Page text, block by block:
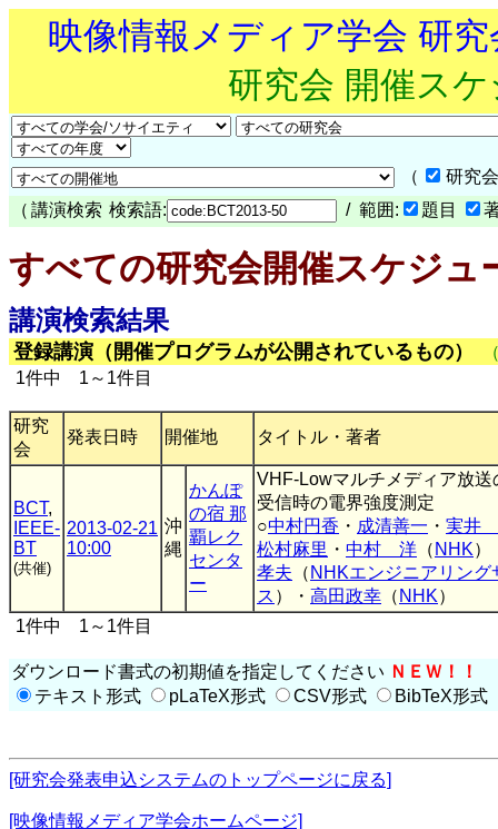
映像情報メディア学会 研
研究会 開催ス
（
研究
（ 講演検索 検索語: / 範囲: 題目
すべての研究会開催スケジュ
講演検索結果
登録講演（開催プログラムが公開されているもの）
1件中 1～1件目
研究
会
発表日時 開催地 タイトル・著者
BCT,
IEEE-
BT
(共催)
2013-02-21
10:00
沖
縄
かんぽ
の宿 那
覇レク
センタ
ー
VHF-Lowマルチメディア放送
受信時の電界強度測定
○中村円香 ・ 成清善一 ・ 実井
松村麻里 ・ 中村 洋 （ NHK）
孝夫 （ NHKエンジニアリング
ス ）・ 高田政幸 （ NHK）
1件中 1～1件目
ダウンロード書式の初期値を指定してください ＮＥＷ！！
テキスト形式
pLaTeX形式 CSV形式 BibTeX形式
[研究会発表申込システムのトップページに戻る]
[映像情報メディア学会ホームページ]